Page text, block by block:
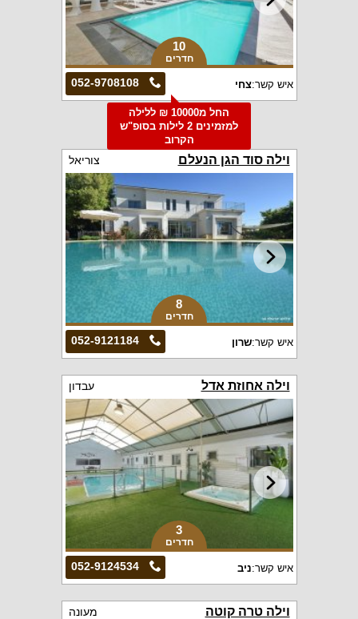
10
חדרים
052-9708108 איש קשר:צחי
החל מ10000 ₪ ללילה
למזמינים 2 לילות בסופ"ש
הקרוב
וילה סוד הגן הנעלם צוריאל
8
חדרים
052-9121184 איש קשר:שרון
וילה אחוזת אדל עבדון
3
חדרים
052-9124534 איש קשר:ניב
וילה טרה קוטה מעונה